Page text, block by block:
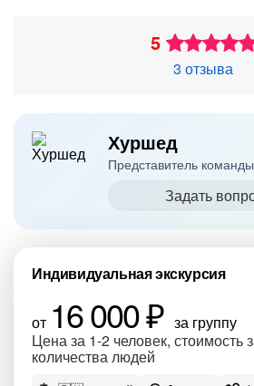
5
3 отзыва
Хуршед
Представитель
Задать
Индивидуальная экскурсия
от 16 000 ₽ за группу
Цена за 1-2 человек, стоимость
количества людей